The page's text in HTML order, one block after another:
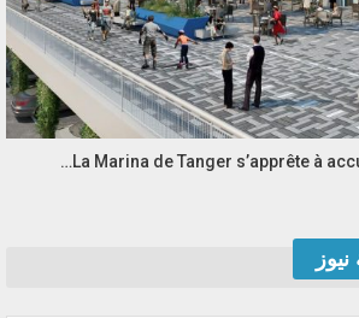
La Marina de Tanger s’apprête à